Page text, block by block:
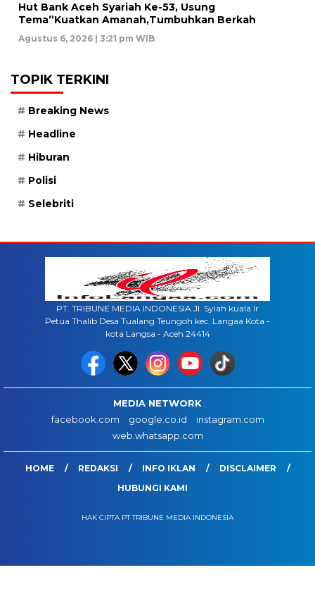
Hut Bank Aceh Syariah Ke-53, Usung
Tema”Kuatkan Amanah,Tumbuhkan Berkah
Agustus 6, 2026 | 3:21 pm WIB
TOPIK TERKINI
Breaking News
Headline
Hiburan
Polisi
Selebriti
PT. TRIBUNE MEDIA INDONESIA Jl. Syiah kuala lr
Petua Thalib Desa Tualang Teungoh kec. Langaa Kota -
kota Langsa - Aceh 24414
MEDIA NETWORK
facebook.com
google.co.id
instagram.com
web.whatsapp.com
HOME REDAKSI INFO IKLAN
DISCLAIMER
HUBUNGI KAMI
HAK CIPTA PT TRIBUNE MEDIA INDONESIA